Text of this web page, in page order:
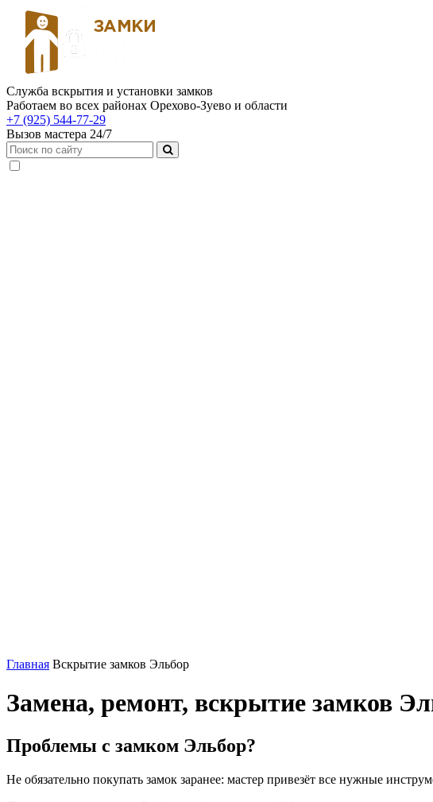
Служба вскрытия и установки замков
Работаем во всех районах Орехово-Зуево и области
+7 (925) 544-77-29
Вызов мастера 24/7
Главная Вскрытие замков Эльбор
Замена, ремонт, вскрытие замков
Проблемы с замком Эльбор?
Не обязательно покупать замок заранее: мастер привезёт все нужные